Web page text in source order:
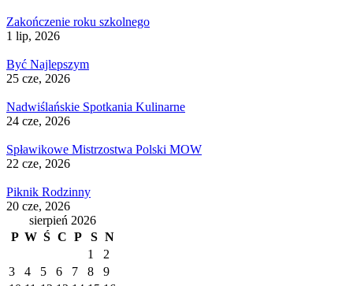
Zakończenie roku szkolnego
1 lip, 2026
Być Najlepszym
25 cze, 2026
Nadwiślańskie Spotkania Kulinarne
24 cze, 2026
Spławikowe Mistrzostwa Polski MOW
22 cze, 2026
Piknik Rodzinny
20 cze, 2026
sierpień 2026
P W Ś C P S N
1
2
3
4 5 6 7 8
9